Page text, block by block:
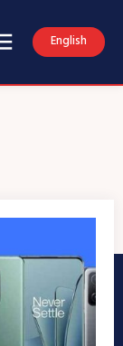
English